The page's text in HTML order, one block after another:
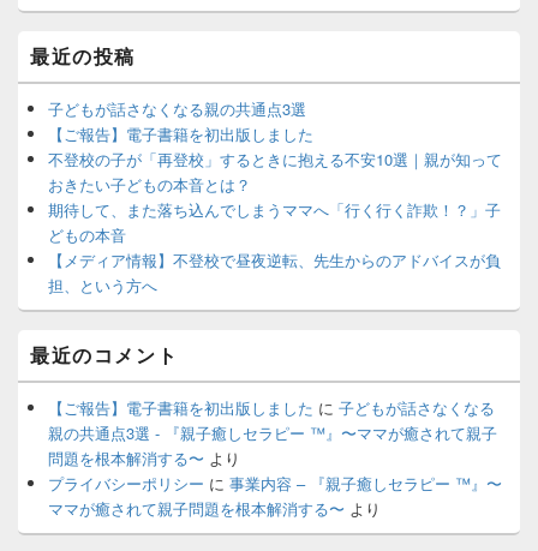
最近の投稿
子どもが話さなくなる親の共通点3選
【ご報告】電子書籍を初出版しました
不登校の子が「再登校」するときに抱える不安10選｜親が知って
おきたい子どもの本音とは？
期待して、また落ち込んでしまうママへ「行く行く詐欺！？」子
どもの本音
【メディア情報】不登校で昼夜逆転、先生からのアドバイスが負
担、という方へ
最近のコメント
【ご報告】電子書籍を初出版しました に 子どもが話さなくなる
親の共通点3選 - 『親子癒しセラピー ™️』〜ママが癒されて親子
問題を根本解消する〜 より
プライバシーポリシー に 事業内容 – 『親子癒しセラピー ™️』〜
ママが癒されて親子問題を根本解消する〜 より